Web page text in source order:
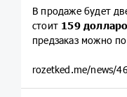
В продаже будет
стоит 159
предзаказ можно
rozetked.me/news/